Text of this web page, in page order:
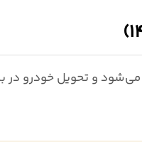
و تحویل خودرو در